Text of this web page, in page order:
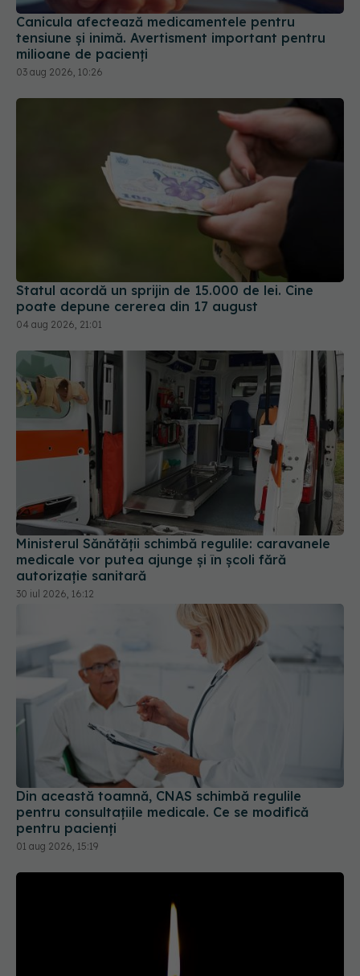
Canicula afectează medicamentele pentru
tensiune și inimă. Avertisment important pentru
milioane de pacienți
03 aug 2026, 10:26
Statul acordă un sprijin de 15.000 de lei. Cine
poate depune cererea din 17 august
04 aug 2026, 21:01
Ministerul Sănătății schimbă regulile: caravanele
medicale vor putea ajunge și în școli fără
autorizație sanitară
30 iul 2026, 16:12
Din această toamnă, CNAS schimbă regulile
pentru consultațiile medicale. Ce se modifică
pentru pacienți
01 aug 2026, 15:19